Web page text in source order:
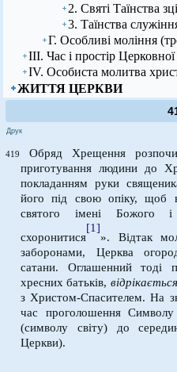
2. Святі Таїнства
3. Таїнства
Г. Особливі моління
ІІІ. Час і простір
ІV. Особиста молитва
ЖИТТЯ ЦЕРКВИ
Друк
419 Обряд Хрещення
приготування людини до
покладанням руки
його під свою опіку, щоб
святого імені Божого
схоронитися
[1]
». Відтак
заборонами, Церква
сатани. Оглашенний тоді
хресних батьків, відрікається
з Христом-Спасителем. На
час проголошення Символу
(символу світу) до
Церкви).